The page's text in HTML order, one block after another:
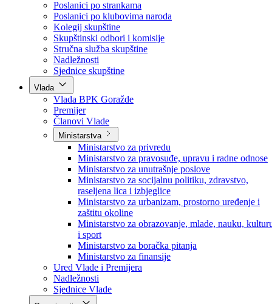
Skupština
Skupština BPK Goražde
Rukovodstvo
Poslanici po strankama
Poslanici po klubovima naroda
Kolegij skupštine
Skupštinski odbori i komisije
Stručna služba skupštine
Nadležnosti
Sjednice skupštine
Vlada
Vlada BPK Goražde
Premijer
Članovi Vlade
Ministarstva
Ministarstvo za privredu
Ministarstvo za pravosuđe, upravu i radne odnose
Ministarstvo za unutrašnje poslove
Ministarstvo za socijalnu politiku, zdravstvo,
raseljena lica i izbjeglice
Ministarstvo za urbanizam, prostorno uređenje i
zaštitu okoline
Ministarstvo za obrazovanje, mlade, nauku,
i sport
Ministarstvo za boračka pitanja
Ministarstvo za finansije
Ured Vlade i Premijera